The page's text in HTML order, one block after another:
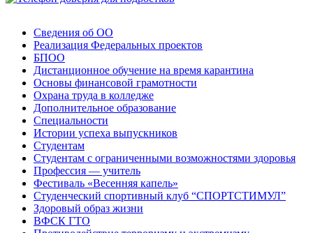
Сведения об ОО
Реализация Федеральных проектов
БПОО
Дистанционное обучение на время карантина
Основы финансовой грамотности
Охрана труда в колледже
Дополнительное образование
Специальности
Истории успеха выпускников
Студентам
Студентам с ограниченными возможностями здоровья
Профессия — учитель
Фестиваль «Весенняя капель»
Студенческий спортивный клуб “СПОРТСТИМУЛ”
Здоровый образ жизни
ВФСК ГТО